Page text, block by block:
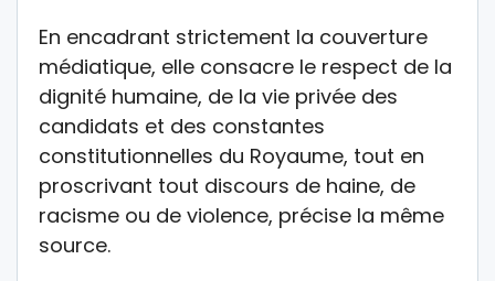
En encadrant strictement la couverture
médiatique, elle consacre le respect de la
dignité humaine, de la vie privée des
candidats et des constantes
constitutionnelles du Royaume, tout en
proscrivant tout discours de haine, de
racisme ou de violence, précise la même
source.